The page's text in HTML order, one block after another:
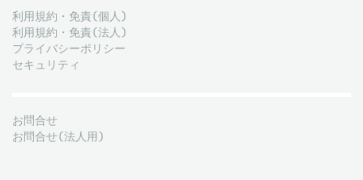
利用規約・免責(個人)
利用規約・免責(法人)
プライバシーポリシー
セキュリティ
お問合せ
お問合せ(法人用)